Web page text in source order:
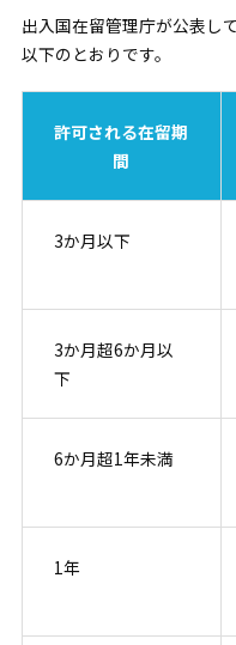
出入国在留管理庁が公表し
以下のとおりです。
許可される在留期
間
3か月以下
3か月超6か月以
下
6か月超1年未満
1年